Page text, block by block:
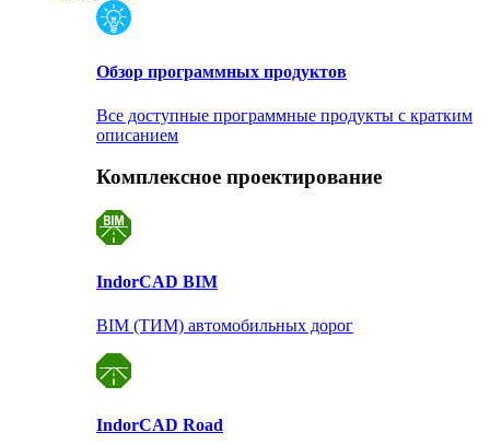
Обзор программных продуктов
Все доступные программные продукты с кратким
описанием
Комплексное проектирование
IndorCAD BIM
BIM (ТИМ) автомобильных дорог
IndorCAD Road